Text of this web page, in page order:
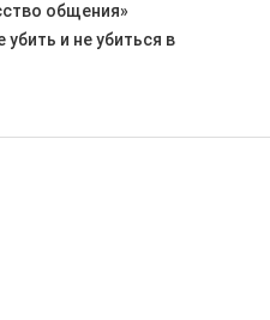
общения»
убить и не убиться в